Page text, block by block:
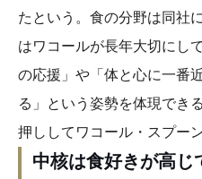
たという。食の分野は同社
はワコールが長年大切にし
の応援」や「体と心に一番
る」という姿勢を体現でき
押ししてワコール・スプー
中核は食好きが高じ